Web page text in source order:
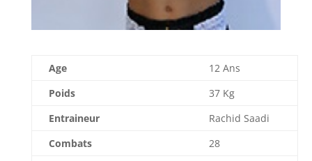
Age
12 Ans
Poids
37 Kg
Entraineur
Rachid Saadi
Combats
28